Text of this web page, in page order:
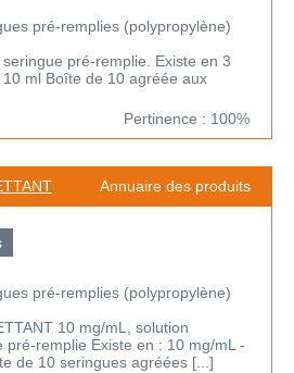
pré-remplies (polypropylène)
pré-remplie. Existe en 3
ml Boîte de 10 agréée aux
Pertinence : 100%
Annuaire des produits
pré-remplies (polypropylène)
10 mg/mL, solution
pré-remplie Existe en : 10 mg/mL -
de 10 seringues agréées [...]